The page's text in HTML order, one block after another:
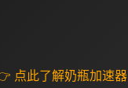
点此了解奶瓶加速器